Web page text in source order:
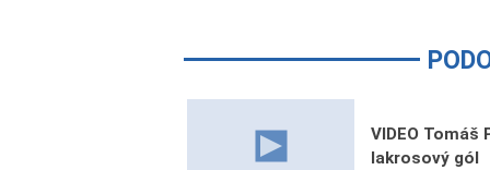
VIDEO
lakrosový gól